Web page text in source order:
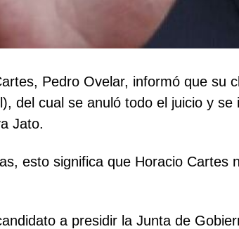
Pedro Ovelar, informó que su
del cual se anuló todo el juicio y
Jato.
esto significa que Horacio Cartes
a presidir la Junta de